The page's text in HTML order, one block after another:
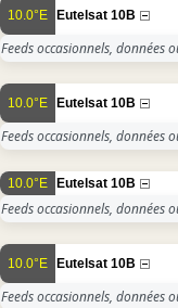
10.0°E Eutelsat 10B
Feeds occasionnels, données
10.0°E Eutelsat 10B
Feeds occasionnels, données
10.0°E Eutelsat 10B
Feeds occasionnels, données
10.0°E Eutelsat 10B
Feeds occasionnels, données